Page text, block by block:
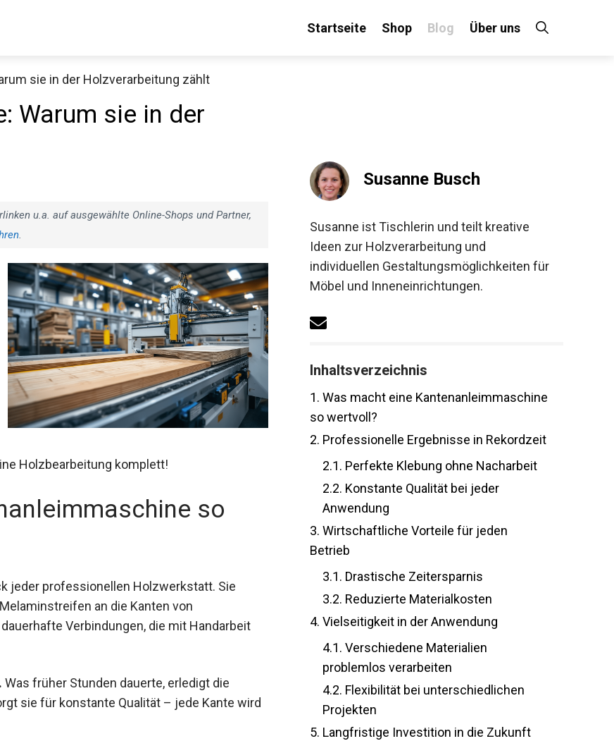
Startseite Shop Blog Über uns
sie in der Holzverarbeitung zählt
Warum sie in der
u.a. auf ausgewählte Online-Shops und Partner,
.
Holzbearbeitung komplett!
so
jeder professionellen Holzwerkstatt. Sie
an die Kanten von
Verbindungen, die mit Handarbeit
Was früher Stunden dauerte, erledigt die
sie für konstante Qualität – jede Kante wird
Susanne Busch
Susanne ist Tischlerin und teilt kreative
Ideen zur Holzverarbeitung und
individuellen Gestaltungsmöglichkeiten für
Möbel und Inneneinrichtungen.
Inhaltsverzeichnis
1. Was macht eine Kantenanleimmaschine
so wertvoll?
2. Professionelle Ergebnisse in Rekordzeit
2.1. Perfekte Klebung ohne Nacharbeit
2.2. Konstante Qualität bei jeder
Anwendung
3. Wirtschaftliche Vorteile für jeden
Betrieb
3.1. Drastische Zeitersparnis
3.2. Reduzierte Materialkosten
4. Vielseitigkeit in der Anwendung
4.1. Verschiedene Materialien
problemlos verarbeiten
4.2. Flexibilität bei unterschiedlichen
Projekten
5. Langfristige Investition in die Zukunft